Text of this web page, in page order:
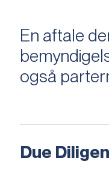
En aftale
også
Due